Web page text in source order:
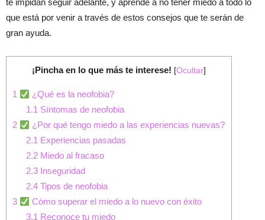
te impidan seguir adelante, y aprende a no tener miedo a todo lo
que está por venir a través de estos consejos que te serán de
gran ayuda.
¡Pincha en lo que más te interese! [Ocultar]
1
¿Qué es la neofobia?
1.1 Síntomas de neofobia
2
¿Por qué tengo miedo a las experiencias nuevas?
2.1 Experiencias pasadas
2.2Miedo al fracaso
2.3Inseguridad
2.4Tipos de neofobia
3
Cómo superar el miedo a lo nuevo con éxito
3.1 Reconoce tu miedo